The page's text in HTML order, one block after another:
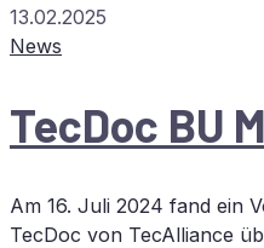
13.02.2025
News
Tec­Doc BU
Am 16. Juli 2024 fand ein
TecDoc von TecAlliance